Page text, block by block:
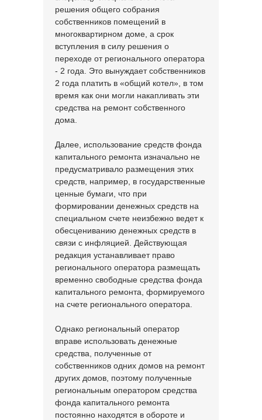
решения общего собрания
собственников помещений в
многоквартирном доме, а срок
вступления в силу решения о
переходе от регионального оператора
- 2 года. Это вынуждает собственников
2 года платить в «общий котел», в том
время как они могли накапливать эти
средства на ремонт собственного
дома.
Далее, использование средств фонда
капитального ремонта изначально не
предусматривало размещения этих
средств, например, в государственные
ценные бумаги, что при
формировании денежных средств на
специальном счете неизбежно ведет к
обесцениванию денежных средств в
связи с инфляцией. Действующая
редакция устанавливает право
регионального оператора размещать
временно свободные средства фонда
капитального ремонта, формируемого
на счете регионального оператора.
Однако региональный оператор
вправе использовать денежные
средства, полученные от
собственников одних домов на ремонт
других домов, поэтому полученные
региональным оператором средства
фонда капитального ремонта
постоянно находятся в обороте и